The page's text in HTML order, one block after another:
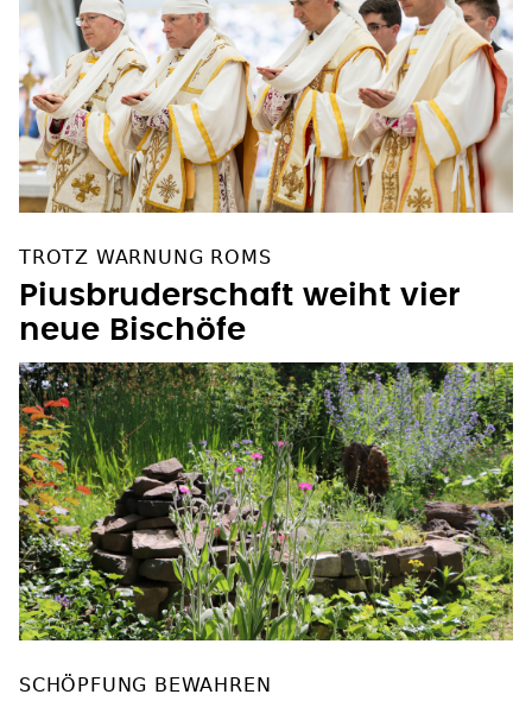
TROTZ WARNUNG ROMS
Piusbruderschaft weiht vier
neue Bischöfe
SCHÖPFUNG BEWAHREN